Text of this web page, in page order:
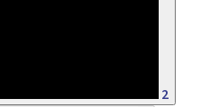
2